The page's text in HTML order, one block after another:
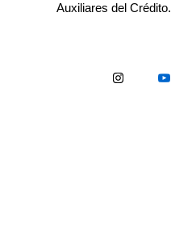
Auxiliares del Crédito.